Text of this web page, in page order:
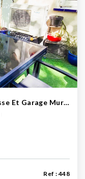
Maison D'environ 100m² Avec Terrasse Et Garage Murviel Les Montpellier À Vendre (Ouest De Montpellier)
Ref : 448